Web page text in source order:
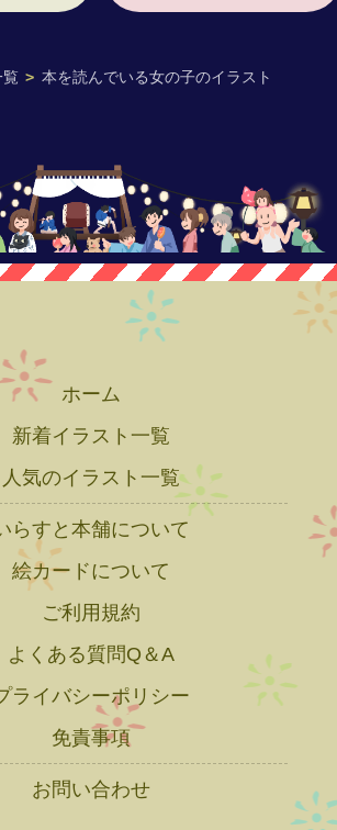
覧 > 本を読んでいる女の子のイラスト
ホーム
新着イラスト一覧
人気のイラスト一覧
らすと本舗について
絵カードについて
ご利用規約
よくある質問Q＆A
ライバシーポリシー
免責事項
お問い合わせ